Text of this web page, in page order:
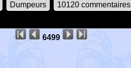
Dumpeurs 10120 commentaires
6499